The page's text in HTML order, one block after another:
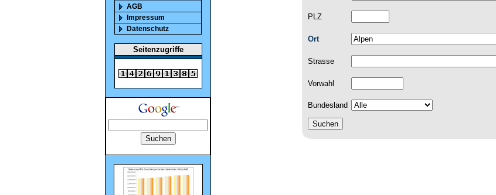
AGB
Impressum
Datenschutz
Seitenzugriffe
PLZ
Ort
Strasse
Vorwahl
Bundesland